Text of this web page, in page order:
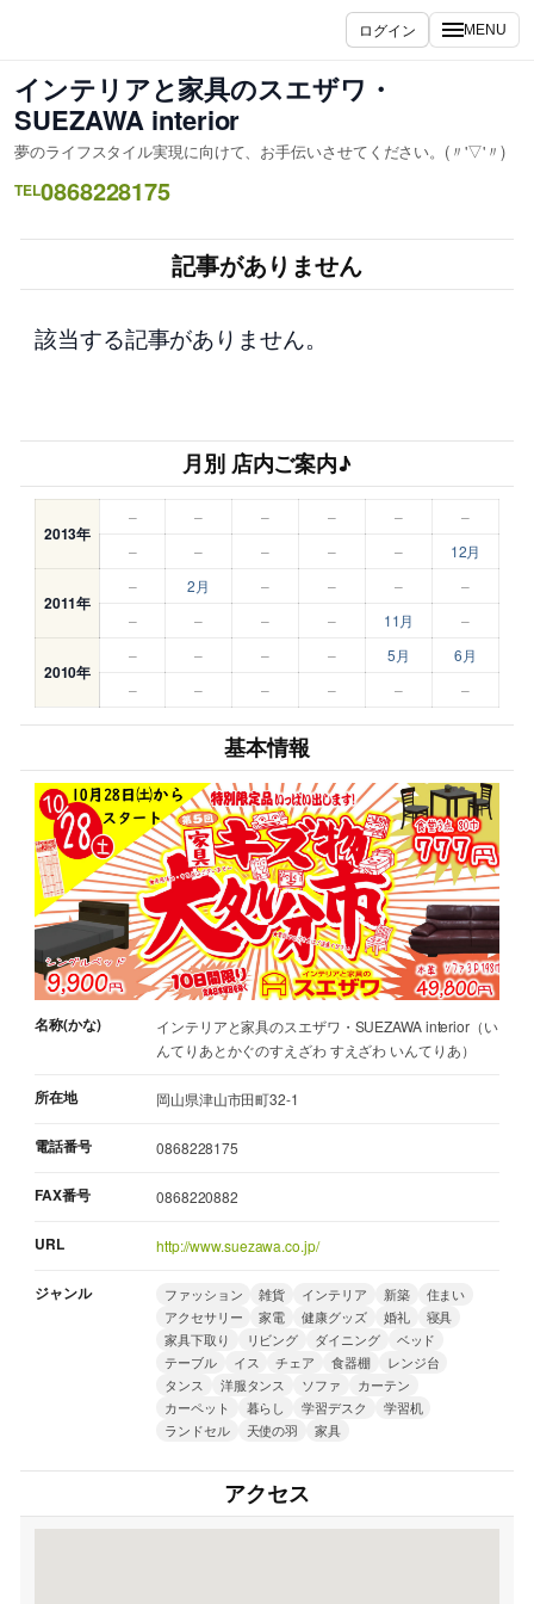
ス
キ
ッ
プ
ログイン MENU
インテリアと家具のスエザワ・
SUEZAWA interior
夢のライフスタイル実現に向けて、お手伝いさせてください。(〃'▽'〃)
TEL0868228175
記事がありません
該当する記事がありません。
月別 店内ご案内♪
2013年
– – – – –
–
–
– – – – 12月
2011年
– 2月 – – –
–
–
– – – 11月 –
2010年
– – – – 5月
6月
–
– – – – –
基本情報
名称(かな)
インテリアと家具のスエザワ・SUEZAWA interior（い
んてりあとかぐのすえざわ すえざわ いんてりあ）
所在地 岡山県津山市田町32-1
電話番号 0868228175
FAX番号 0868220882
URL http://www.suezawa.co.jp/
ジャンル ファッション 雑貨 インテリア 新築
住まい
アクセサリー
家電 健康グッズ 婚礼
寝具
家具下取り
リビング ダイニング
ベッド
テーブル
イス チェア 食器棚
レンジ台
タンス
洋服タンス ソファ
カーテン
カーペット
暮らし 学習デスク
学習机
ランドセル
天使の羽 家具
アクセス